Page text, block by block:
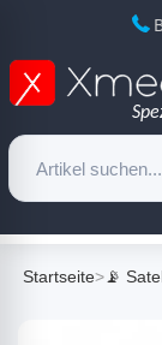
Startseite>📡